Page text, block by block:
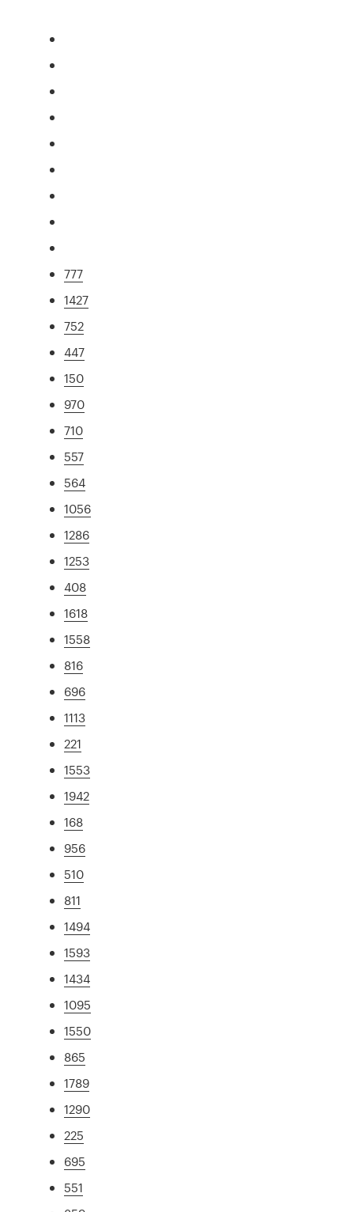
777
1427
752
447
150
970
710
557
564
1056
1286
1253
408
1618
1558
816
696
1113
221
1553
1942
168
956
510
811
1494
1593
1434
1095
1550
865
1789
1290
225
695
551